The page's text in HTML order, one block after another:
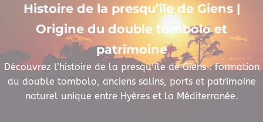
Histoire de la presqu’île de Giens |
Origine du double tombolo et
patrimoine
Découvrez l’histoire de la presqu’île de Giens : formation
du double tombolo, anciens salins, ports et patrimoine
naturel unique entre Hyères et la Méditerranée.